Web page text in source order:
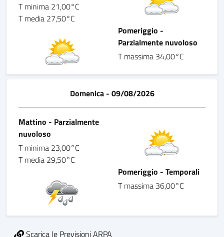
T minima 21,00°C
T media 27,50°C
Pomeriggio -
Parzialmente nuvoloso
T massima 34,00°C
Domenica - 09/08/2026
Mattino - Parzialmente
nuvoloso
T minima 23,00°C
T media 29,50°C
Pomeriggio - Temporali
T massima 36,00°C
Scarica le Previsioni ARPA